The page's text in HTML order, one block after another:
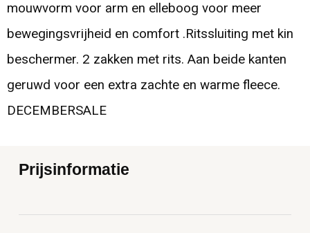
mouwvorm voor arm en elleboog voor meer
bewegingsvrijheid en comfort .Ritssluiting met kin
beschermer. 2 zakken met rits. Aan beide kanten
geruwd voor een extra zachte en warme fleece.
DECEMBERSALE
Prijsinformatie